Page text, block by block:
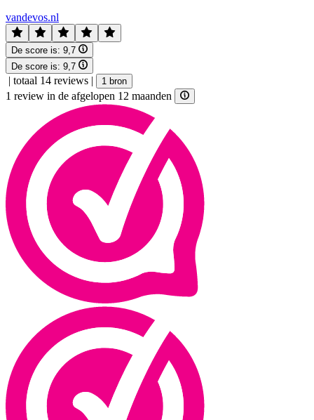
vandevos.nl
De score is: 9,7
De score is: 9,7
| totaal 14 reviews | 1 bron
1 review in de afgelopen 12 maanden